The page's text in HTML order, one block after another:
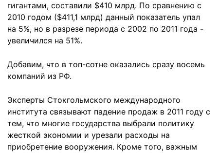
гигантами, составили $410 млрд. По сравнению с
2010 годом ($411,1 млрд) данный показатель упал
на 5%, но в разрезе периода с 2002 по 2011 года -
увеличился на 51%.
Добавим, что в топ-сотне оказались сразу восемь
компаний из РФ.
Эксперты Стокгольмского международного
института связывают падение продаж в 2011 году с
тем, что многие государства выбрали политику
жесткой экономии и урезали расходы на
приобретение вооружения. Кроме того, важным